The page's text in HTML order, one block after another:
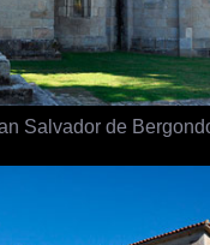
Salvador de